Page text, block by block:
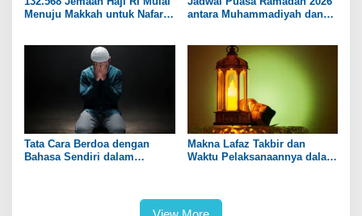
Menuju Makkah untuk Nafar
antara Muhammadiyah dan
Tata Cara Berdoa dengan
Bahasa Sendiri dalam
Makna Lafaz Takbir dan
Waktu Pelaksanaannya dalam